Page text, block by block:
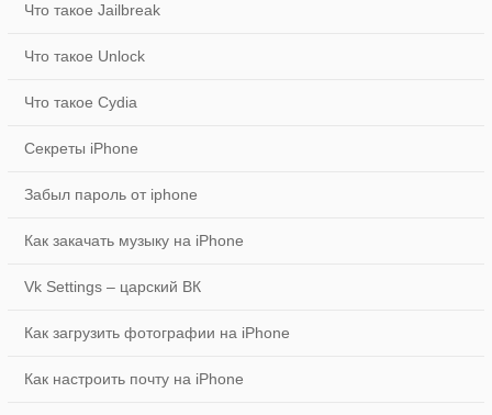
Что такое Jailbreak
Что такое Unlock
Что такое Cydia
Секреты iPhone
Забыл пароль от iphone
Как закачать музыку на iPhone
Vk Settings – царский ВК
Как загрузить фотографии на iPhone
Как настроить почту на iPhone